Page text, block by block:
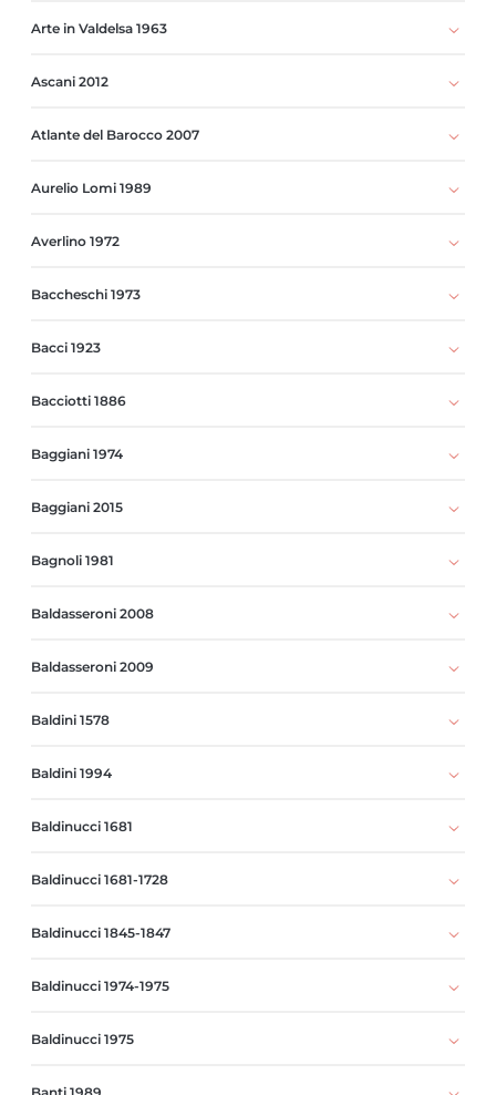
Arte in Valdelsa 1963
Ascani 2012
Atlante del Barocco 2007
Aurelio Lomi 1989
Averlino 1972
Baccheschi 1973
Bacci 1923
Bacciotti 1886
Baggiani 1974
Baggiani 2015
Bagnoli 1981
Baldasseroni 2008
Baldasseroni 2009
Baldini 1578
Baldini 1994
Baldinucci 1681
Baldinucci 1681-1728
Baldinucci 1845-1847
Baldinucci 1974-1975
Baldinucci 1975